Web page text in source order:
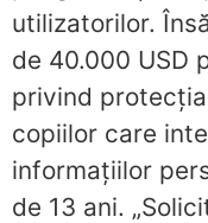
utilizatorilor.
de 40.000 USD
privind
copiilor care
informațiilor
de 13 ani.